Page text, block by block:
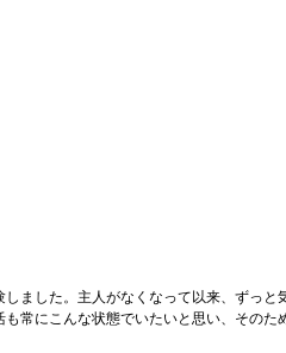
ました。主人がなくなって以来、ずっ
常にこんな状態でいたいと思い、その